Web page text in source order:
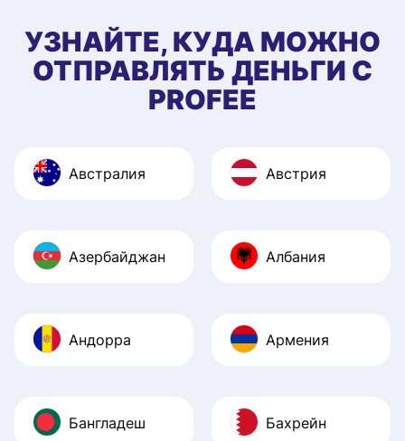
УЗНАЙТЕ, КУДА МОЖНО
ОТПРАВЛЯТЬ ДЕНЬГИ С
PROFEE
Австралия Австрия
Азербайджан Албания
Андорра Армения
Бангладеш Бахрейн